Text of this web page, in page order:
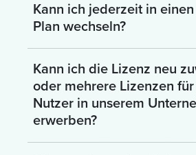
Kann ich jederzeit in
Plan wechseln?
Kann ich die Lizenz neu
oder mehrere Lizenzen
Nutzer in unserem
erwerben?